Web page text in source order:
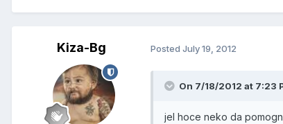
Kiza-Bg Posted July 19, 2012
On 7/18/2012 at 7:23
jel hoce neko da